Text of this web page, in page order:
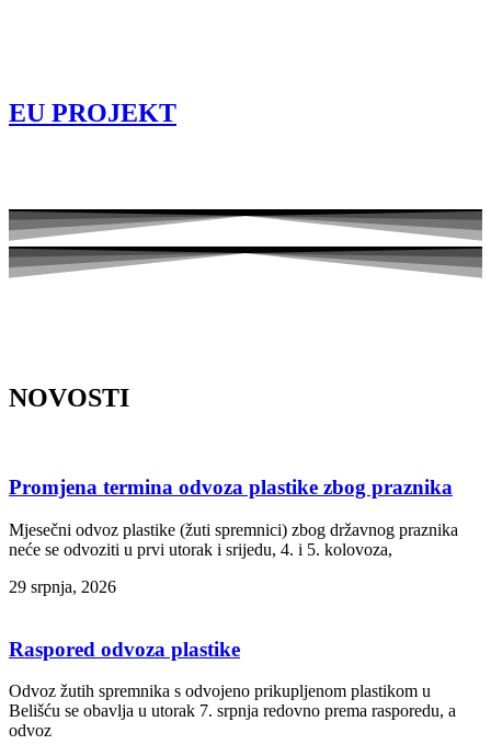
EU PROJEKT
NOVOSTI
Promjena termina odvoza plastike zbog praznika
Mjesečni odvoz plastike (žuti spremnici) zbog državnog praznika
neće se odvoziti u prvi utorak i srijedu, 4. i 5. kolovoza,
29 srpnja, 2026
Raspored odvoza plastike
Odvoz žutih spremnika s odvojeno prikupljenom plastikom u
Belišću se obavlja u utorak 7. srpnja redovno prema rasporedu, a
odvoz